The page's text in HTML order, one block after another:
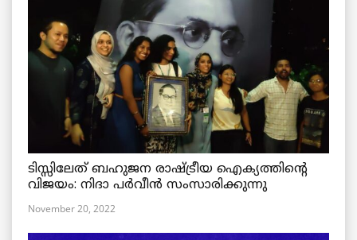
ടിസ്സിലേത് ബഹുജന രാഷ്ട്രീയ ഐക്യത്തിന്റെ
വിജയം: നിദാ പർവീൻ സംസാരിക്കുന്നു
November 20, 2022